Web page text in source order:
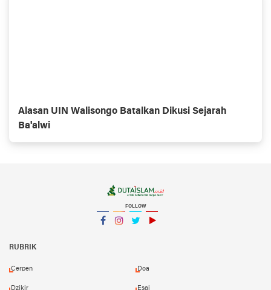
Alasan UIN Walisongo Batalkan Dikusi Sejarah
Ba'alwi
FOLLOW
RUBRIK
Cerpen Doa
Dzikir Esai